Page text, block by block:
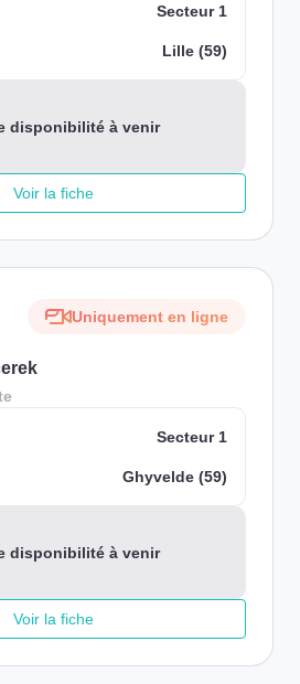
Secteur 1
Lille (59)
disponibilité à venir
Voir la fiche
Uniquement en ligne
Secteur 1
Ghyvelde (59)
disponibilité à venir
Voir la fiche